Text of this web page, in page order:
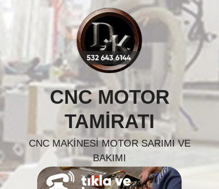
CNC MOTOR
TAMIRATI
CNC MAKINESI MOTOR SARIMI VE
BAKIMI